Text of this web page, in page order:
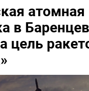
атомная
в
цель